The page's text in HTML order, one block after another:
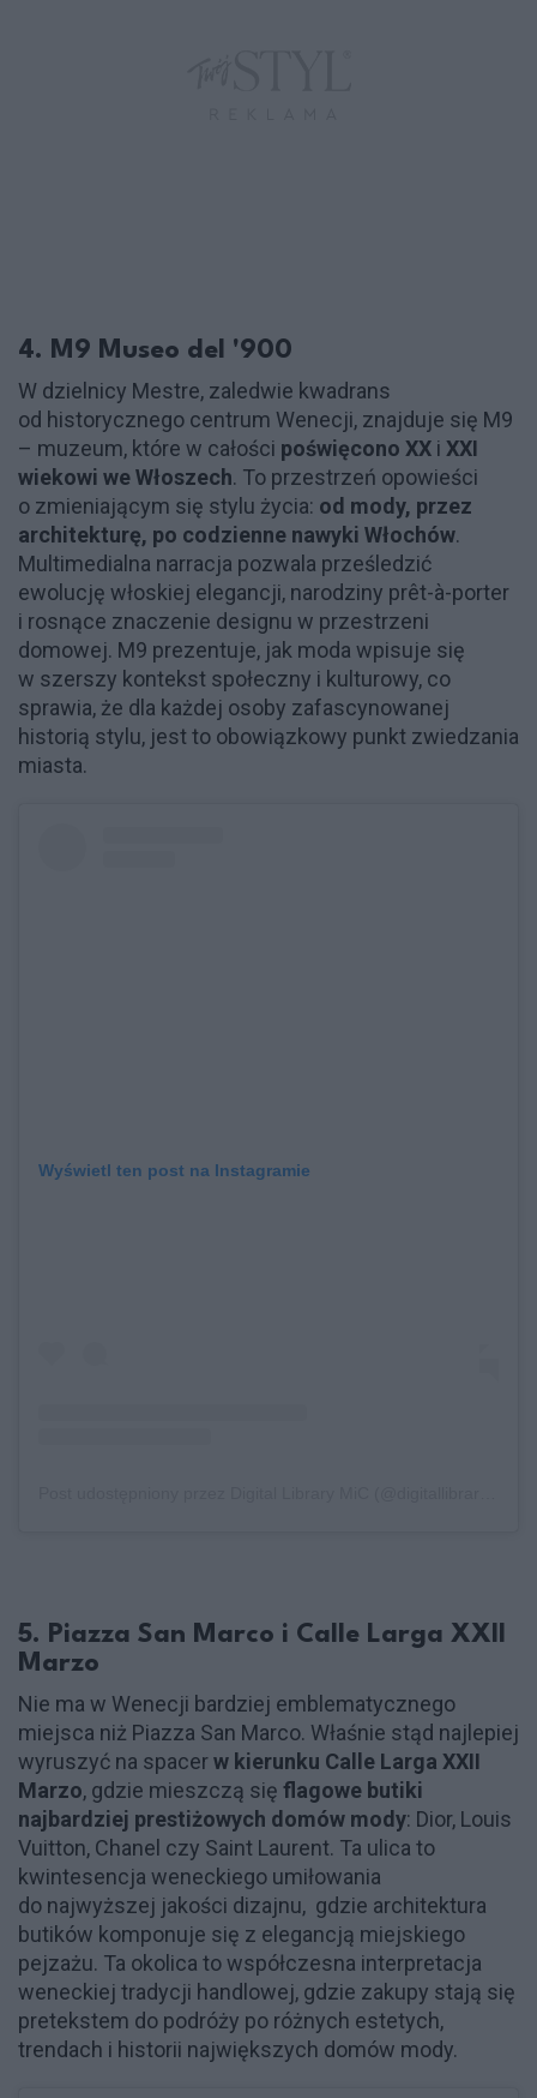
4. M9 Museo del '900
W dzielnicy Mestre, zaledwie kwadrans
od historycznego centrum Wenecji, znajduje się M9
– muzeum, które w całości poświęcono XX i XXI
wiekowi we Włoszech. To przestrzeń opowieści
o zmieniającym się stylu życia: od mody, przez
architekturę, po codzienne nawyki Włochów.
Multimedialna narracja pozwala prześledzić
ewolucję włoskiej elegancji, narodziny prêt-à-porter
i rosnące znaczenie designu w przestrzeni
domowej. M9 prezentuje, jak moda wpisuje się
w szerszy kontekst społeczny i kulturowy, co
sprawia, że dla każdej osoby zafascynowanej
historią stylu, jest to obowiązkowy punkt zwiedzania
miasta.
Wyświetl ten post na Instagramie
5. Piazza San Marco i Calle Larga XXII
Marzo
Nie ma w Wenecji bardziej emblematycznego
miejsca niż Piazza San Marco. Właśnie stąd najlepiej
wyruszyć na spacerw kierunku Calle Larga XXII
Marzo, gdzie mieszczą się flagowe butiki
najbardziej prestiżowych domów mody: Dior, Louis
Vuitton, Chanel czy Saint Laurent. Ta ulica to
kwintesencja weneckiego umiłowania
do najwyższej jakości dizajnu, gdzie architektura
butików komponuje się z elegancją miejskiego
pejzażu. Ta okolica to współczesna interpretacja
weneckiej tradycji handlowej, gdzie zakupy stają się
pretekstem do podróży po różnych estetych,
trendach i historii największych domów mody.